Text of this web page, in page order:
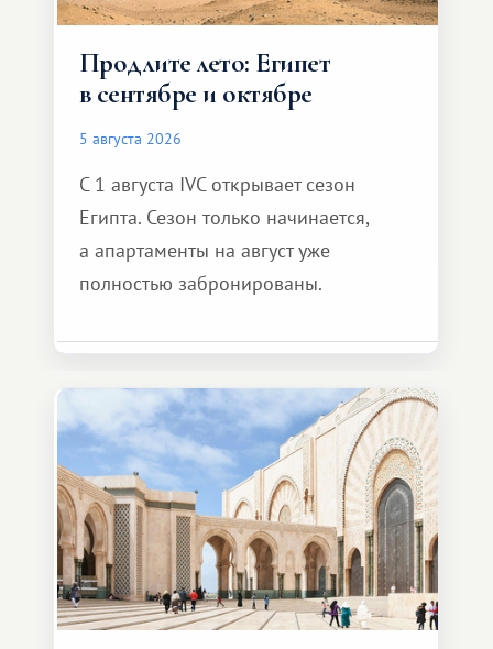
Продлите лето: Египет
в сентябре и октябре
5 августа 2026
С 1 августа IVC открывает сезон
Египта. Сезон только начинается,
а апартаменты на август уже
полностью забронированы.